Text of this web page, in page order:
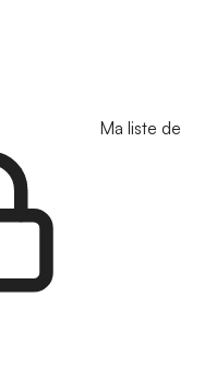
Ma liste de